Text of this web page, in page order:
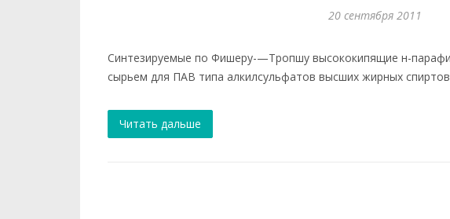
20 сентября 2011
Синтезируемые по Фишеру-—Тропшу высококипящие н-
сырьем для ПАВ типа алкилсульфатов высших жирных
Читать дальше